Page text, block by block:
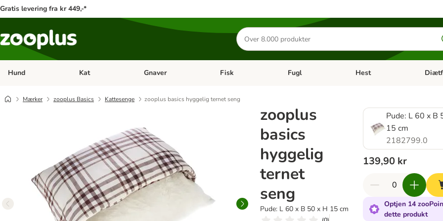
Gratis levering fra kr 449,-*
Søg
efter
produkter
Hund Åben kategori menu: Hund
Kat Åben kategori menu: Kat
Gnaver Åben kategori menu: Gnaver
Fisk Åben kategori menu: Fisk
Fugl Åben kategori menu: Fugl
Hest Åben
Mærker zooplus Basics Kattesenge zooplus basics hyggelig ternet seng
zooplus
basics
hyggelig
ternet
seng
Pude: L 60 x B 50 x H 15 cm
Pude: L 60 x B
15 cm
2182799.0
139,90 kr
Optjen 14
dette produkt